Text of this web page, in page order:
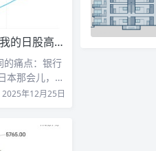
投资实战指南
的痛点：银行
本那会儿，看
2025年12月25日